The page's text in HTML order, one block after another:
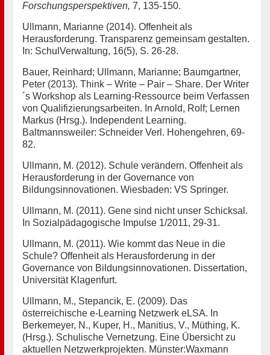
Forschungsperspektiven, 7, 135-150.
Ullmann, Marianne (2014). Offenheit als
Herausforderung. Transparenz gemeinsam gestalten.
In: SchulVerwaltung, 16(5), S. 26-28.
Bauer, Reinhard; Ullmann, Marianne; Baumgartner,
Peter (2013). Think – Write – Pair – Share. Der Writer
´s Workshop als Learning-Ressource beim Verfassen
von Qualifizierungsarbeiten. In Arnold, Rolf; Lernen
Markus (Hrsg.). Independent Learning.
Baltmannsweiler: Schneider Verl. Hohengehren, 69-
82.
Ullmann, M. (2012). Schule verändern. Offenheit als
Herausforderung in der Governance von
Bildungsinnovationen. Wiesbaden: VS Springer.
Ullmann, M. (2011). Gene sind nicht unser Schicksal.
In Sozialpädagogische Impulse 1/2011, 29-31.
Ullmann, M. (2011). Wie kommt das Neue in die
Schule? Offenheit als Herausforderung in der
Governance von Bildungsinnovationen. Dissertation,
Universität Klagenfurt.
Ullmann, M., Stepancik, E. (2009). Das
österreichische e-Learning Netzwerk eLSA. In
Berkemeyer, N., Kuper, H., Manitius, V., Müthing, K.
(Hrsg.). Schulische Vernetzung. Eine Übersicht zu
aktuellen Netzwerkprojekten. Münster:Waxmann